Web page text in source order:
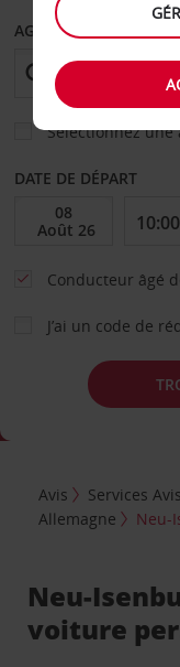
AGENCE DE DÉPART
Sélectionnez
DATE DE DÉPART
Conducteur âgé
J’ai un code de
Avis Services Avis
Allemagne
Neu-
Neu-
voiture